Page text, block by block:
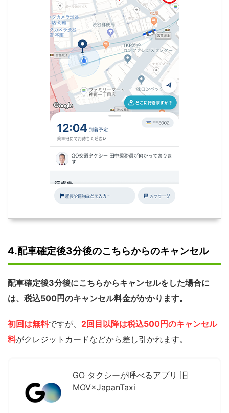
4.配車確定後3分後のこちらからのキャンセル
配車確定後3分後にこちらからキャンセルをした場合に
は、税込500円のキャンセル料金がかかります。
初回は無料ですが、 2回目以降は税込500円のキャンセル
料がクレジットカードなどから差し引かれます。
GO タクシーが呼べるアプリ 旧
MOV×JapanTaxi